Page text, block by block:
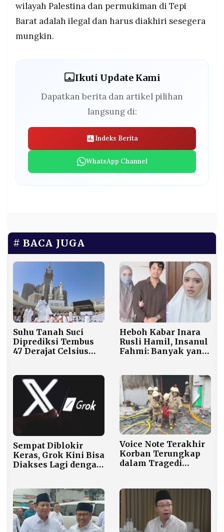
wilayah Palestina dan permukiman di Tepi
Barat adalah ilegal dan harus diakhiri sesegera
mungkin.
Ikuti Update Kami
Dapatkan berita dan artikel pilihan
langsung di:
Indeks Berita
WhatsApp Channel
BACA JUGA
Suhu Tanah Suci
Diprediksi Tembus
47 Derajat Celsius
Heboh Kabar Inara
Rusli Hamil, Insanul
Fahmi: Banyak yang
Sempat Diblokir
Keras, Grok Kini Bisa
Diakses Lagi dengan
Voice Note Terakhir
Korban Terungkap
dalam Tragedi